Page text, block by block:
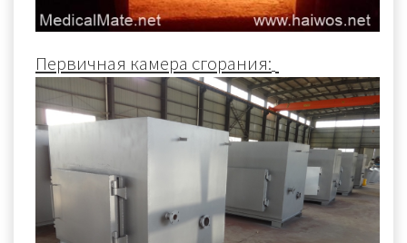
Первичная камера сгорания: